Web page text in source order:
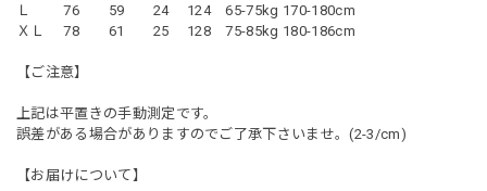
Ｌ 76 59 24 124 65-75kg 170-180cm
ＸＬ 78 61 25 128 75-85kg 180-186cm
【ご注意】
上記は平置きの手動測定です。
誤差がある場合がありますのでご了承下さいませ。(2-3/cm)
【お届けについて】